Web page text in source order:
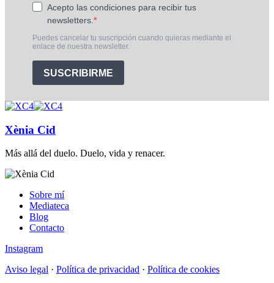
Xènia Cid
Más allá del duelo. Duelo, vida y renacer.
Sobre mí
Mediateca
Blog
Contacto
Instagram
Aviso legal · Política de privacidad · Política de cookies